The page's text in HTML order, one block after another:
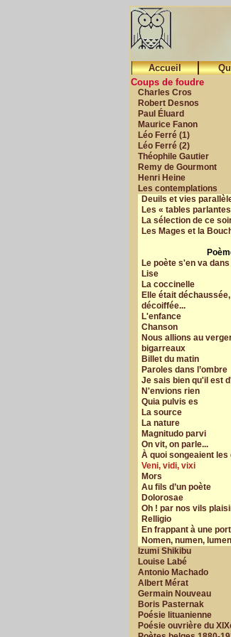
Accueil
Coups de foudre
Charles Cros
Robert Desnos
Paul Éluard
Maurice Fanon
Léo Ferré (1)
Léo Ferré (2)
Théophile Gautier
Remy de Gourmont
Henri Heine
Les contemplations
Deuils et vies
Les « tables
La sélection de ce
Les Mages et la
Le poète s'en va
Lise
La coccinelle
Elle était
décoiffée...
L'enfance
Chanson
Nous allions au
bigarreaux
Billet du matin
Paroles dans l’ombre
Je sais bien qu'il est
N'envions rien
Quia pulvis es
La source
La nature
Magnitudo parvi
On vit, on parle...
À quoi songeaient
Veni, vidi, vixi
Mors
Au fils d’un poète
Dolorosae
Oh ! par nos vils
Relligio
En frappant à une
Nomen, numen, lumen
Izumi Shikibu
Louise Labé
Antonio Machado
Albert Mérat
Germain Nouveau
Boris Pasternak
Poésie lituanienne
Poésie ouvrière du